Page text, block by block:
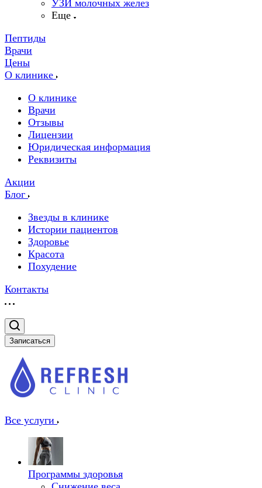
УЗИ молочных желез
Еще
Пептиды
Врачи
Цены
О клинике
О клинике
Врачи
Отзывы
Лицензии
Юридическая информация
Реквизиты
Акции
Блог
Звезды в клинике
Истории пациентов
Здоровье
Красота
Похудение
Контакты
Записаться
Все услуги
Программы здоровья